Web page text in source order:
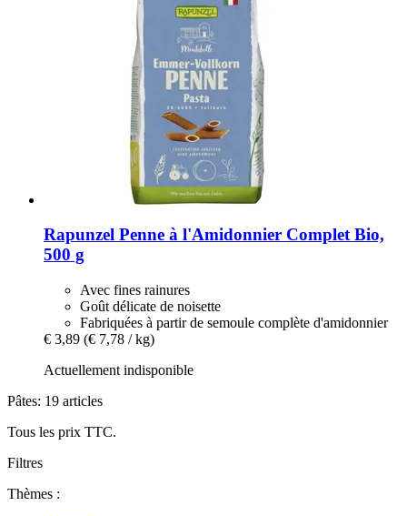
Rapunzel Penne à l'Amidonnier Complet Bio,
500 g
Avec fines rainures
Goût délicate de noisette
Fabriquées à partir de semoule complète d'amidonnier
€ 3,89 (€ 7,78 / kg)
Actuellement indisponible
Pâtes: 19 articles
Tous les prix TTC.
Filtres
Thèmes :